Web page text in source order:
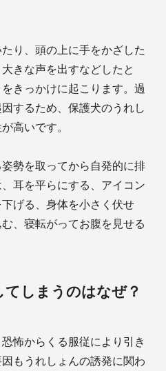
り、頭の上に手をかざした
きな声を出すなどしたと
きっかけに起こります。過
するため、保護犬のうれし
高いです。
勢を取ってから自発的に排
耳を平らにする、アイコン
げる、身体を小さく伏せ
、寝転がってお腹を見せる
しまうのはなぜ？
怖からくる服従により引き
もうれしょんの誘発に関わ